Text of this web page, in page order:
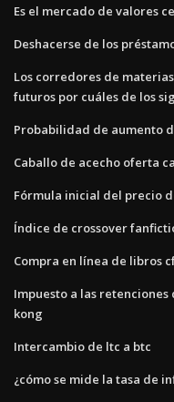
Es el mercado de valores
Deshacerse de los
Los corredores de
futuros por cuáles de los
Probabilidad de aumento
Caballo de acecho oferta
Fórmula inicial del precio
Índice de crossover
Compra en línea de libros
Impuesto a las
kong
Intercambio de ltc a btc
¿cómo se mide la tasa de